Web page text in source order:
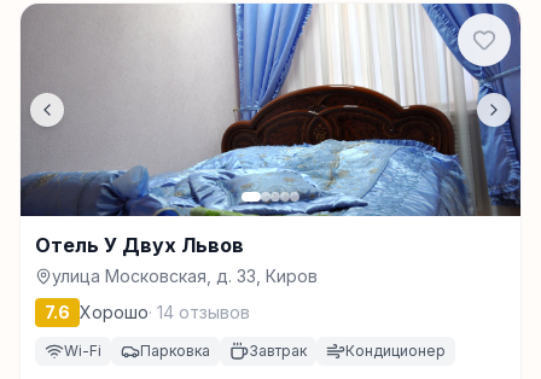
Отель У Двух Львов
улица Московская, д. 33, Киров
7.6 Хорошо· 14 отзывов
Wi-Fi Парковка Завтрак Кондиционер